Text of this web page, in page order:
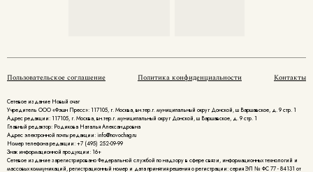
Пользовательское соглашение Политика конфиденциальности Контакты
Сетевое издание Новый очаг
Учредитель ООО «Фэшн Пресс»: 117105, г. Москва, вн.тер.г. муниципальный округ Донской, ш Варшавское, д. 9 стр. 1
Адрес редакции: 117105, г. Москва, вн.тер.г. муниципальный округ Донской, ш Варшавское, д. 9 стр. 1
Главный редактор: Родикова Наталья Александровна
Адрес электронной почты редакции: info@novochag.ru
Номер телефона редакции: +7 (495) 252-09-99
Знак информационной продукции: 16+
Cетевое издание зарегистрировано Федеральной службой по надзору в сфере связи, информационных технологий и
массовых коммуникаций, регистрационный номер и дата принятия решения о регистрации: серия ЭЛ № ФС 77 - 84131 от